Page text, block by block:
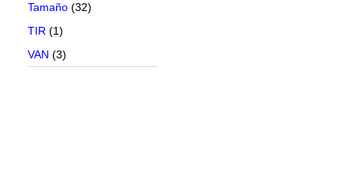
Tamaño (32)
TIR (1)
VAN (3)